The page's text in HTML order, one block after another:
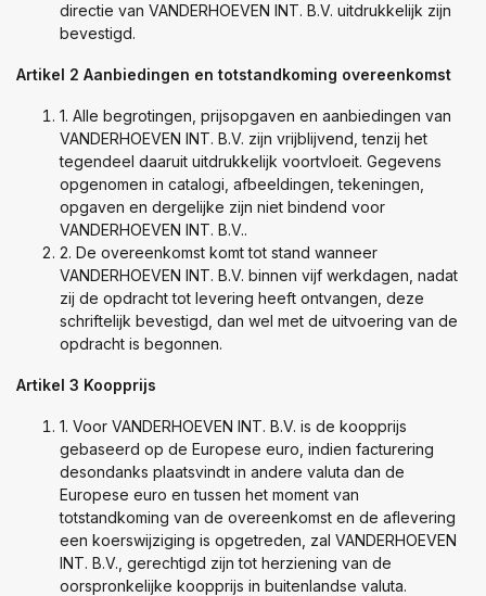
directie van VANDERHOEVEN INT. B.V. uitdrukkelijk zijn
bevestigd.
Artikel 2 Aanbiedingen en totstandkoming overeenkomst
1. Alle begrotingen, prijsopgaven en aanbiedingen van
VANDERHOEVEN INT. B.V. zijn vrijblijvend, tenzij het
tegendeel daaruit uitdrukkelijk voortvloeit. Gegevens
opgenomen in catalogi, afbeeldingen, tekeningen,
opgaven en dergelijke zijn niet bindend voor
VANDERHOEVEN INT. B.V..
2. De overeenkomst komt tot stand wanneer
VANDERHOEVEN INT. B.V. binnen vijf werkdagen, nadat
zij de opdracht tot levering heeft ontvangen, deze
schriftelijk bevestigd, dan wel met de uitvoering van de
opdracht is begonnen.
Artikel 3 Koopprijs
1. Voor VANDERHOEVEN INT. B.V. is de koopprijs
gebaseerd op de Europese euro, indien facturering
desondanks plaatsvindt in andere valuta dan de
Europese euro en tussen het moment van
totstandkoming van de overeenkomst en de aflevering
een koerswijziging is opgetreden, zal VANDERHOEVEN
INT. B.V., gerechtigd zijn tot herziening van de
oorspronkelijke koopprijs in buitenlandse valuta.